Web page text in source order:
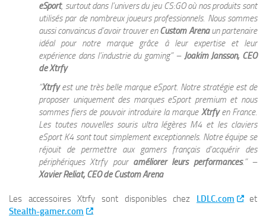
eSport, surtout dans l’univers du jeu CS:GO où nos produits sont
utilisés par de nombreux joueurs professionnels. Nous sommes
aussi convaincus d’avoir trouver enCustom Arenaun partenaire
idéal pour notre marque grâce à leur expertise et leur
expérience dans l’industrie du gaming” – Joakim Jansson, CEO
de Xtrfy
“Xtrfyest une très belle marque eSport. Notre stratégie est de
proposer uniquement des marques eSport premium et nous
sommes fiers de pouvoir introduire la marque Xtrfyen France.
Les toutes nouvelles souris ultra légères M4 et les claviers
eSport K4 sont tout simplement exceptionnels. Notre équipe se
réjouit de permettre aux gamers français d’acquérir des
périphériques Xtrfy pour améliorer leurs performances.” –
Xavier Reliat, CEO de Custom Arena
Les accessoires Xtrfy sont disponibles chez LDLC.com
et
Stealth-gamer.com
.